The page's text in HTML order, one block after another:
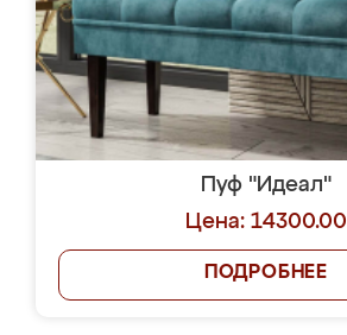
Пуф "Идеал"
Цена: 14300.00
ПОДРОБНЕЕ